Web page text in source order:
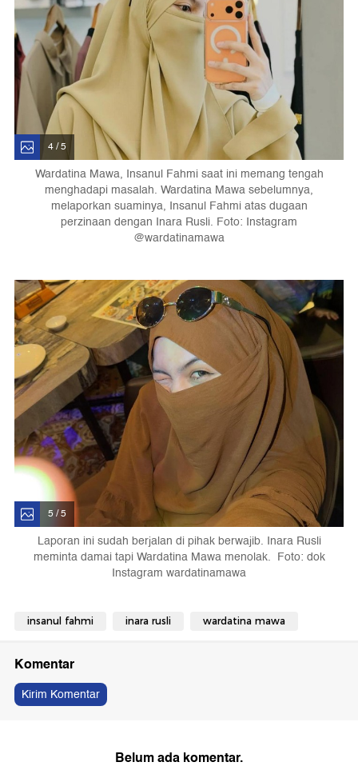
4 / 5
Wardatina Mawa, Insanul Fahmi saat ini memang tengah
menghadapi masalah. Wardatina Mawa sebelumnya,
melaporkan suaminya, Insanul Fahmi atas dugaan
perzinaan dengan Inara Rusli. Foto: Instagram
@wardatinamawa
5 / 5
Laporan ini sudah berjalan di pihak berwajib. Inara Rusli
meminta damai tapi Wardatina Mawa menolak. Foto: dok
Instagram wardatinamawa
insanul fahmi inara rusli wardatina mawa
Komentar
Kirim Komentar
Belum ada komentar.